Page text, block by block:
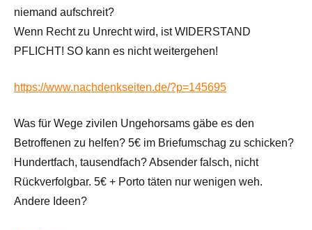
niemand aufschreit?
Wenn Recht zu Unrecht wird, ist WIDERSTAND
PFLICHT! SO kann es nicht weitergehen!
https://www.nachdenkseiten.de/?p=145695
Was für Wege zivilen Ungehorsams gäbe es den
Betroffenen zu helfen? 5€ im Briefumschag zu schicken?
Hundertfach, tausendfach? Absender falsch, nicht
Rückverfolgbar. 5€ + Porto täten nur wenigen weh.
Andere Ideen?